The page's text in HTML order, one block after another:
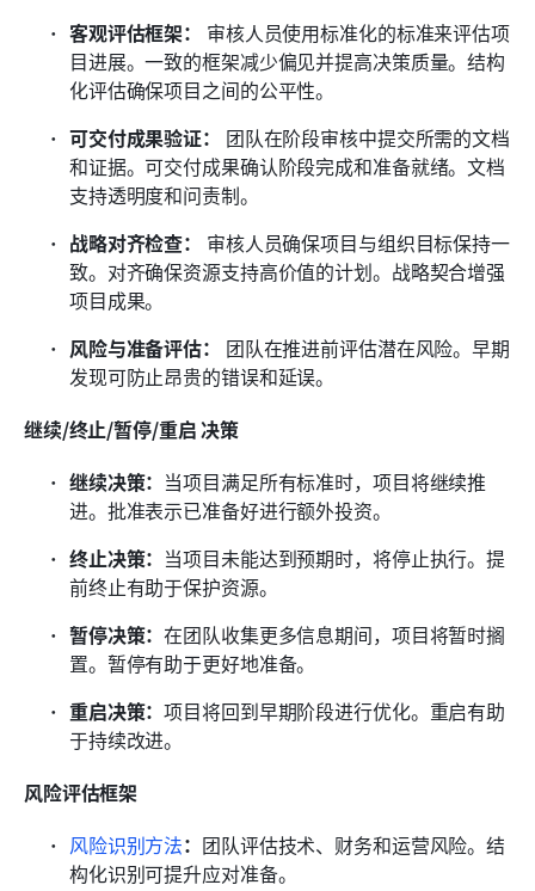
客观评估框架：
审核人员使用标准化的标准来评估项
目进展。一致的框架减少偏见并提高决策质量。结构
化评估确保项目之间的公平性。
可交付成果验证：
团队在阶段审核中提交所需的文档
和证据。可交付成果确认阶段完成和准备就绪。文档
支持透明度和问责制。
战略对齐检查：
审核人员确保项目与组织目标保持一
致。对齐确保资源支持高价值的计划。战略契合增强
项目成果。
风险与准备评估：
团队在推进前评估潜在风险。早期
发现可防止昂贵的错误和延误。
继续/终止/暂停/重启 决策
继续决策： 当项目满足所有标准时，项目将继续推
进。批准表示已准备好进行额外投资。
终止决策： 当项目未能达到预期时，将停止执行。提
前终止有助于保护资源。
暂停决策：在团队收集更多信息期间，项目将暂时搁
置。暂停有助于更好地准备。
重启决策：项目将回到早期阶段进行优化。重启有助
于持续改进。
风险评估框架
风险识别方法： 团队评估技术、财务和运营风险。结
构化识别可提升应对准备。